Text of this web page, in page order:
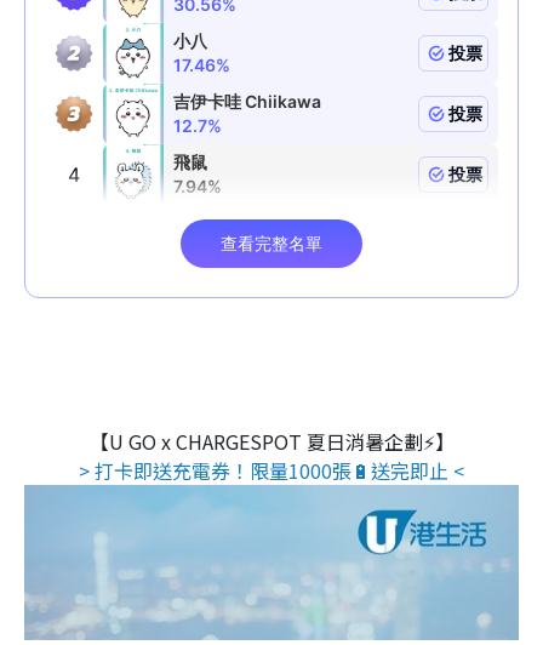
【U GO x CHARGESPOT 夏日消暑企劃⚡】
> 打卡即送充電券！限量1000張🔋送完即止 <